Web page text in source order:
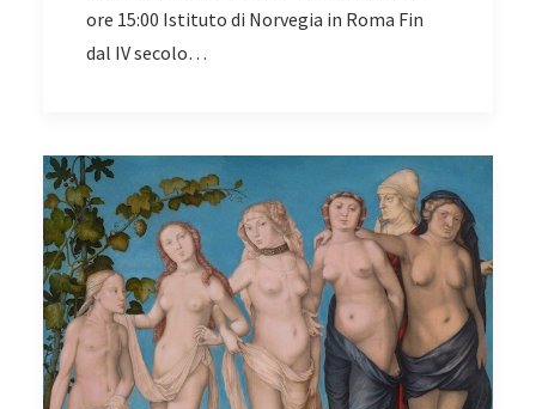
ore 15:00 Istituto di Norvegia in Roma Fin
dal IV secolo…